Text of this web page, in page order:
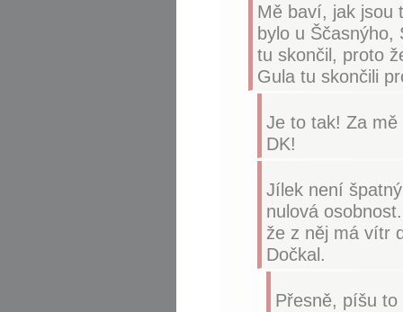
Mě baví, jak jsou
bylo u Ščasnýho,
tu skončil, proto
Gula tu skončili
Je to tak! Za
DK!
Jílek není
nulová
že z něj má vítr
Dočkal.
Přesně, píšu